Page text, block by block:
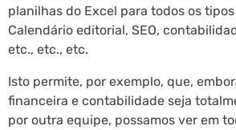
planilhas do Excel para todos os
Calendário editorial, SEO,
etc., etc., etc.
Isto permite, por exemplo, que,
financeira e contabilidade seja
por outra equipe, possamos ver em